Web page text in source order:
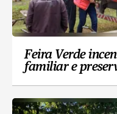
Feira Verde
familiar e